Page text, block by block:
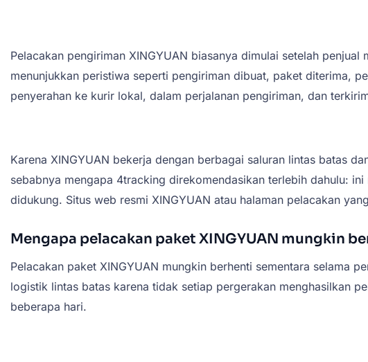
Pelacakan pengiriman XINGYUAN biasanya dimulai setelah
menunjukkan peristiwa seperti pengiriman dibuat, paket diterima,
penyerahan ke kurir lokal, dalam perjalanan pengiriman, dan
Karena XINGYUAN bekerja dengan berbagai saluran lintas batas
sebabnya mengapa 4tracking direkomendasikan terlebih dahulu:
didukung. Situs web resmi XINGYUAN atau halaman pelacakan
Mengapa pelacakan paket XINGYUAN mungkin
Pelacakan paket XINGYUAN mungkin berhenti sementara selama
logistik lintas batas karena tidak setiap pergerakan menghasilkan
beberapa hari.